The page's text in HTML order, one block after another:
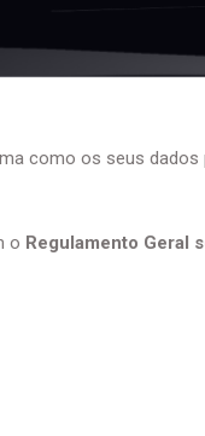
como os seus dados
o Regulamento Geral